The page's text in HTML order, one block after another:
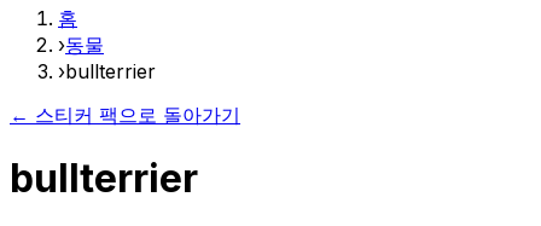
홈
›동물
›bullterrier
← 스티커 팩으로 돌아가기
bullterrier